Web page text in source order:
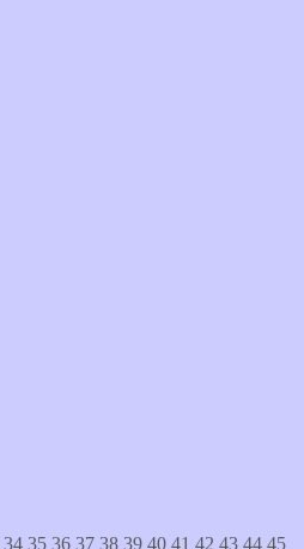
34 35 36 37 38 39 40 41 42 43 44 45